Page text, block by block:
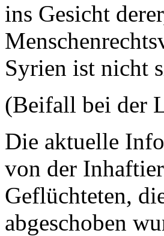
ins Gesicht
Syrien ist nicht
(Beifall bei der
Die aktuelle
von der
Geflüchteten,
abgeschoben